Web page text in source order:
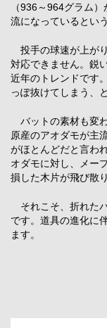
（936～964グラム
流になっているとい
投手の球速が上が
対応できません。鋭
近年のトレンドです
っぽ抜けてしまう、
バットの素材も変
原産のアオダモが主
がほとんどだと言わ
オダモに対し、メー
損した木片が飛び散
それこそ、折れた
です。道具の進化に
ます。